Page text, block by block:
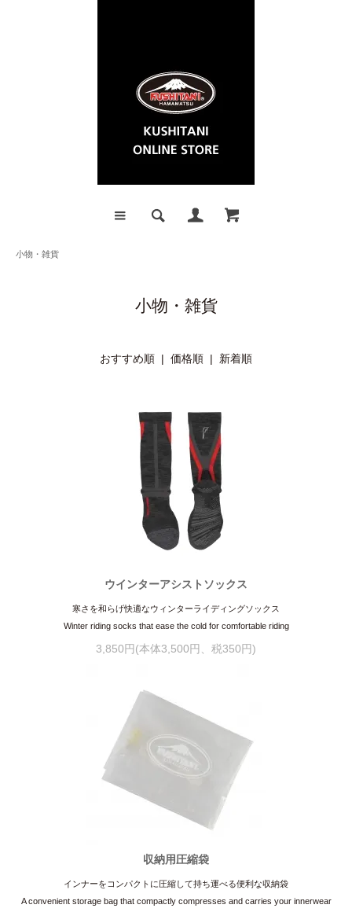
小物・雑貨
小物・雑貨
おすすめ順 | 価格順 | 新着順
ウインターアシストソックス
寒さを和らげ快適なウィンターライディングソックス
Winter riding socks that ease the cold for comfortable riding
3,850円(本体3,500円、税350円)
収納用圧縮袋
インナーをコンパクトに圧縮して持ち運べる便利な収納袋
A convenient storage bag that compactly compresses and carries your innerwear